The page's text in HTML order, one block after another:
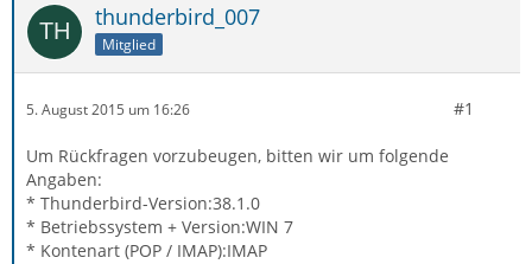
thunderbird_007
Mitglied
5. August 2015 um 16:26 #1
Um Rückfragen vorzubeugen, bitten wir um folgende
Angaben:
* Thunderbird-Version:38.1.0
* Betriebssystem + Version:WIN 7
* Kontenart (POP / IMAP):IMAP